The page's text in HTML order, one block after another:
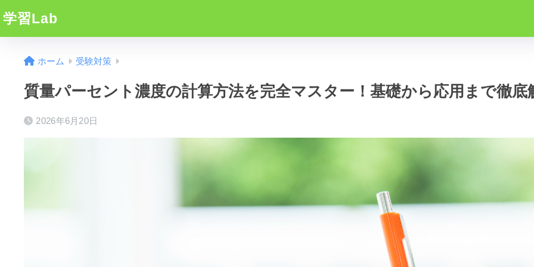
学習Lab
ホーム 受験対策
質量パーセント濃度の計算方法を完全マスター！基礎から応用まで徹底
2026年6月20日